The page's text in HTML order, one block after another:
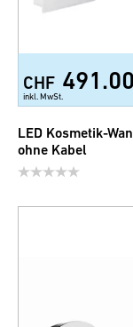
CHF 491.00
inkl. MwSt.
LED Kosmetik-
ohne Kabel